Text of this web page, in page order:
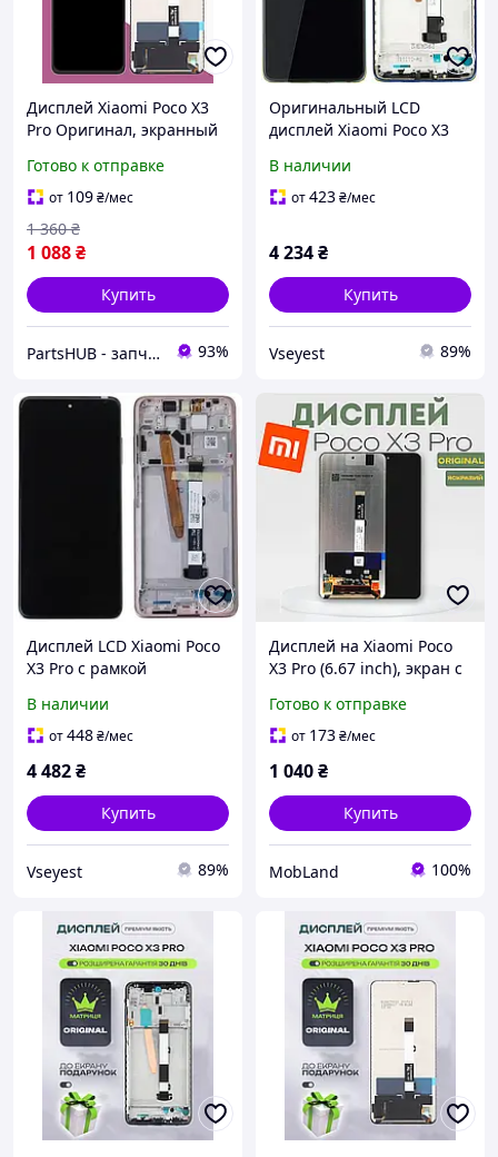
Дисплей Xiaomi Poco X3
Pro Оригинал, экранный
Х3 Про, + подарок (клей
15мл)
Готово к отправке
от 109₴/мес
1 088₴
1 360 ₴
Купить
PartsHUB - запчастини на Телефони (Дисплей / Акумулятор / Шлейф-Плати) 93%
Оригинальный LCD
дисплей Xiaomi Poco X3
В наличии
от423₴/мес
4 234₴
Купить
Vseyest 89%
Дисплей LCD Xiaomi Poco
X3 Pro с рамкой
В наличии
от448₴/мес
4 482₴
Купить
Vseyest 89%
Дисплей на Xiaomi Poco
X3 Pro (6.67 inch), экран с
телефона для Ксиоми
Поко Х3 Про
Готово к отправке
от 173₴/мес
1 040₴
Купить
MobLand 100%